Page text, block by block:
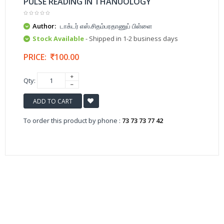
Author: டாக்டர் எஸ்.சிதம்பரதாணுப் பிள்ளை
Stock Available- Shipped in 1-2 business days
PRICE: 100.00
Qty:
ADD TO CART
To order this product by phone : 73 73 73 77 42